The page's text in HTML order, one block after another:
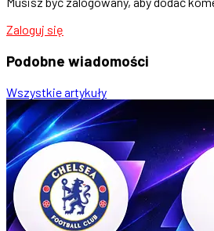
Zaloguj się
Podobne wiadomości
Wszystkie artykuły